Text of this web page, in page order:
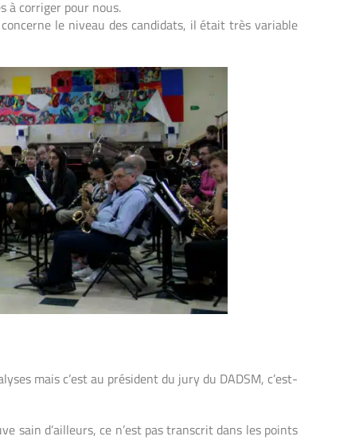
à corriger pour nous.
le niveau des candidats, il était très variable
mais c’est au président du jury du DADSM, c’est-
sain d’ailleurs, ce n’est pas transcrit dans les points